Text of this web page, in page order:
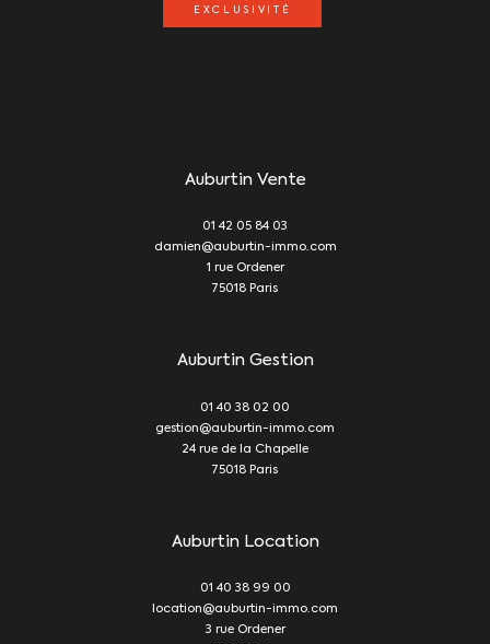
EXCLUSIVITÉ
Auburtin Vente
01 42 05 84 03
damien@auburtin-immo.com
1 rue Ordener
75018
Paris
Auburtin Gestion
01 40 38 02 00
gestion@auburtin-immo.com
24 rue de la Chapelle
75018
Paris
Auburtin Location
01 40 38 99 00
location@auburtin-immo.com
3 rue Ordener